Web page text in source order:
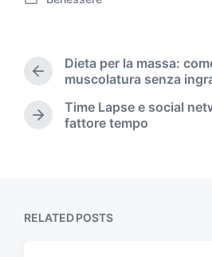
P
e
n
P
e
v
o
Dieta per la massa:
muscolatura senza
N
s
Time Lapse e social
fattore tempo
RELATED POSTS